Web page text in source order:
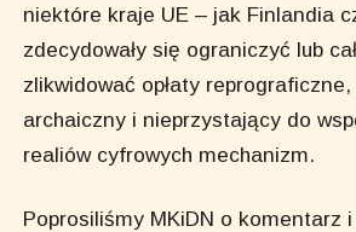
niektóre kraje UE – jak Finlandia
zdecydowały się ograniczyć lub
zlikwidować opłaty
archaiczny i nieprzystający do
realiów cyfrowych mechanizm.
Poprosiliśmy MKiDN o komentarz